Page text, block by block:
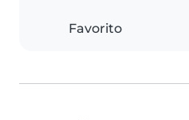
Favorito